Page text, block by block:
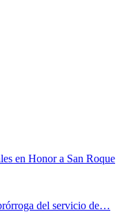
en Honor a San Roque
del servicio de…